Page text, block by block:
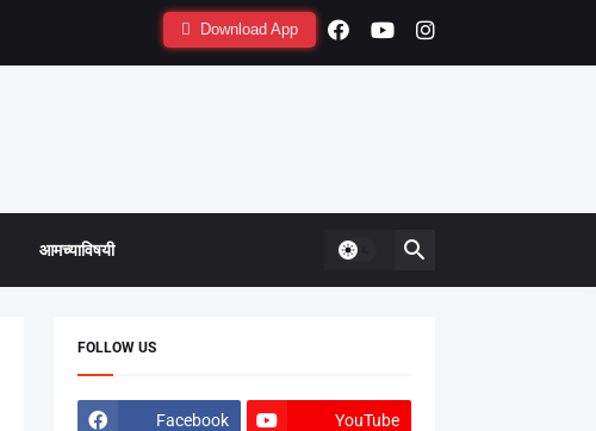
Download App
आमच्याविषयी
FOLLOW US
Facebook YouTube